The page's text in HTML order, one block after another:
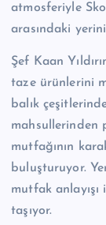
atmosferiyle
arasındaki yerini
Şef Kaan
taze ürünlerini
balık
mahsullerinden
mutfağının
buluşturuyor.
mutfak
taşıyor.